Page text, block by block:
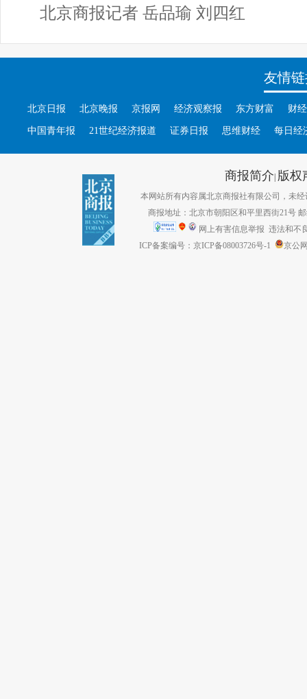
北京商报记者 岳品瑜 刘四红
友情
北京日报 北京晚报 京报网 经济观察报 东方财富 财
中国青年报 21世纪经济报道 证券日报 思维财经 每日经
商报简介| 版权
本网站所有内容属北京商报社有限公司，未经
商报地址：北京市朝阳区和平里西街21号
网上有害信息举报 违法和不
ICP备案编号：京ICP备08003726号-1
京公